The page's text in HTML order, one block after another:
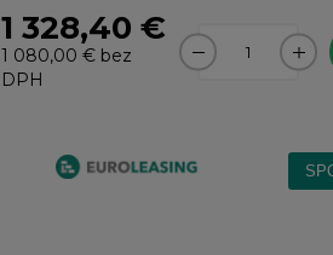
1 328,40 €
1 080,00 € bez
DPH